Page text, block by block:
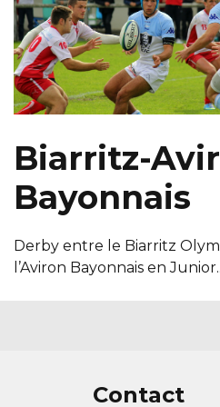
Biarritz-
Bayonnais
Derby entre le Biarritz
l’Aviron Bayonnais en
Contact